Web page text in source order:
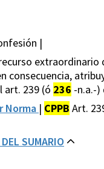
|
extraordinario
consecuencia,
art. 239 (ó 236 -n.a.-
Norma | CPPB Art.
SUMARIO